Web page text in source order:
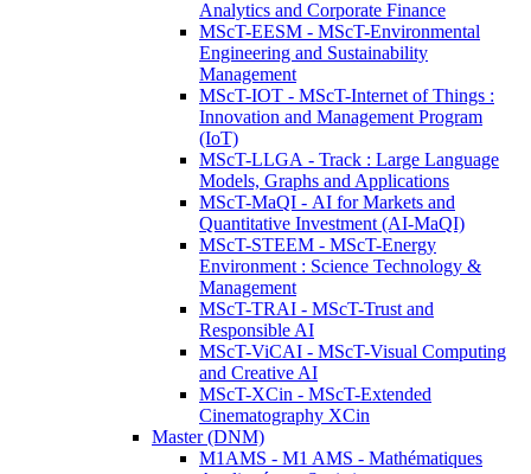
Analytics and Corporate Finance
MScT-EESM - MScT-Environmental
Engineering and Sustainability
Management
MScT-IOT - MScT-Internet of Things :
Innovation and Management Program
(IoT)
MScT-LLGA - Track : Large Language
Models, Graphs and Applications
MScT-MaQI - AI for Markets and
Quantitative Investment (AI-MaQI)
MScT-STEEM - MScT-Energy
Environment : Science Technology &
Management
MScT-TRAI - MScT-Trust and
Responsible AI
MScT-ViCAI - MScT-Visual Computing
and Creative AI
MScT-XCin - MScT-Extended
Cinematography XCin
Master (DNM)
M1AMS - M1 AMS - Mathématiques